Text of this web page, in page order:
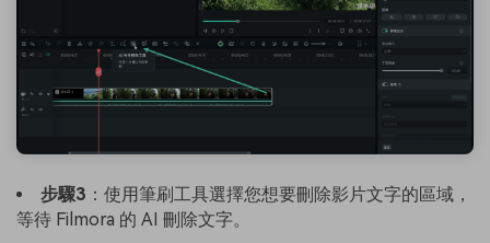
步驟3 ：使用筆刷工具選擇您想要刪除影片文字的區域，
等待 Filmora 的 AI 刪除文字。